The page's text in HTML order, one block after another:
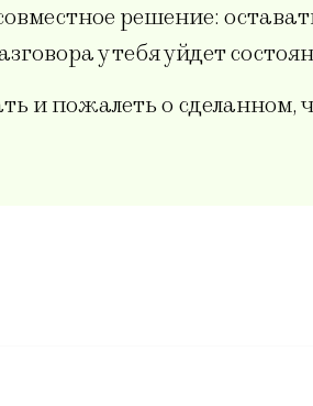
решение:
у тебя уйдет
и пожалеть о